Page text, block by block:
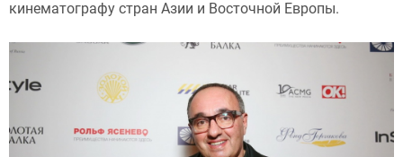
кинематографу стран Азии и Восточной Европы.